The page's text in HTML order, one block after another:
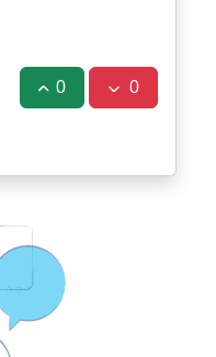
0 0